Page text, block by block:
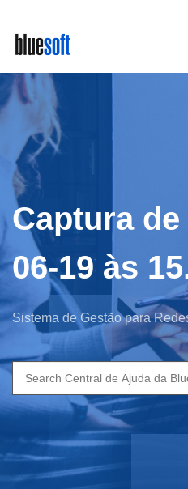
main
content
Captura de
06-19 às
Sistema de Gestão para
Search
for: